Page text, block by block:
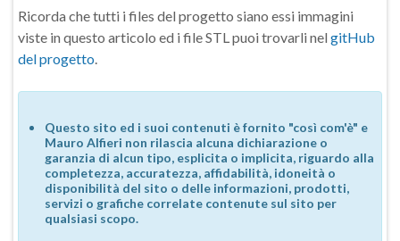
Ricorda che tutti i files del progetto siano essi immagini
viste in questo articolo ed i file STL puoi trovarli nel gitHub
del progetto.
Questo sito ed i suoi contenuti è fornito "così com'è" e
Mauro Alfieri non rilascia alcuna dichiarazione o
garanzia di alcun tipo, esplicita o implicita, riguardo alla
completezza, accuratezza, affidabilità, idoneità o
disponibilità del sito o delle informazioni, prodotti,
servizi o grafiche correlate contenute sul sito per
qualsiasi scopo.